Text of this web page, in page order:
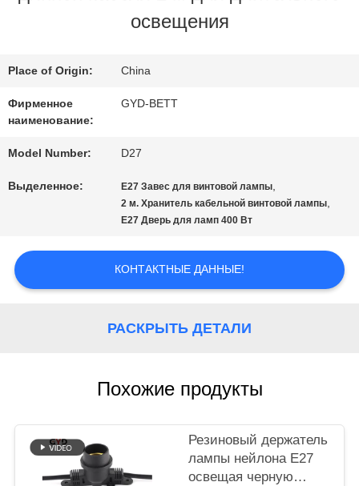
КАЧЕСТВА
КАРТА
САЙТА
POLICY
освещения
Place of Origin: China
Фирменное
наименование:
GYD-BETT
Model Number: D27
Выделенное: E27 Завес для винтовой лампы,
2 м. Хранитель кабельной винтовой лампы,
E27 Дверь для ламп 400 Вт
КОНТАКТНЫЕ ДАННЫЕ!
РАСКРЫТЬ ДЕТАЛИ
Похожие продукты
Резиновый держатель
лампы нейлона E27
освещая черную